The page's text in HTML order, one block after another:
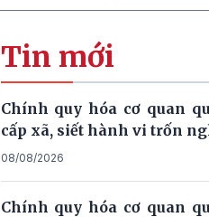
Tin mới
Chính quy hóa cơ quan
cấp xã, siết hành vi trốn
08/08/2026
Chính quy hóa cơ quan